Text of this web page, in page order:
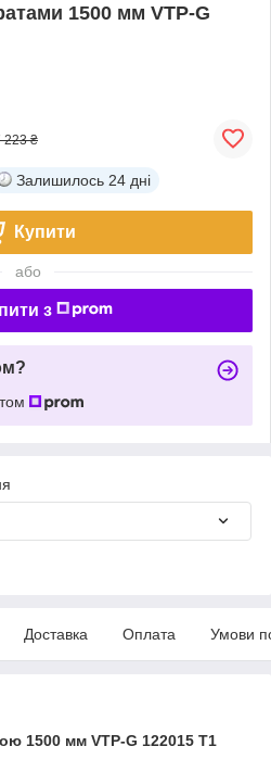
1500 мм VTP-G
223 ₴
Залишилось 24 дні
Купити
або
з
Доставка Оплата Умови
1500 мм VTP-G 122015 T1